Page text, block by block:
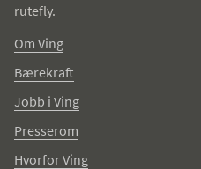
rutefly.
Om Ving
Bærekraft
Jobb i Ving
Presserom
Hvorfor Ving